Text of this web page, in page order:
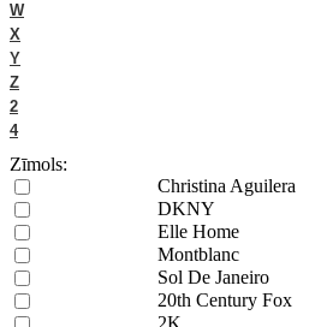
W
X
Y
Z
2
4
Zīmols:
Christina Aguilera
DKNY
Elle Home
Montblanc
Sol De Janeiro
20th Century Fox
2K